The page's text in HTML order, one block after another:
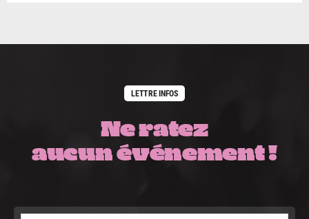
LETTRE INFOS
Ne ratez
aucun événement !